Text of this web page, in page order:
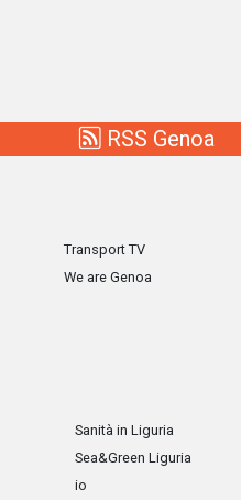
RSS Genoa
Transport TV
We are Genoa
Sanità in Liguria
Sea&Green Liguria
io